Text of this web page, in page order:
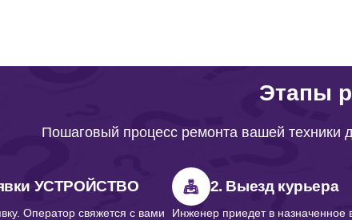
Этапы
Пошаговый процесс ремонта вашей техники
УСТРОЙСТВО
Оператор свяжется с вами
2. Выезд курьера
Инженер приедет в назначенное